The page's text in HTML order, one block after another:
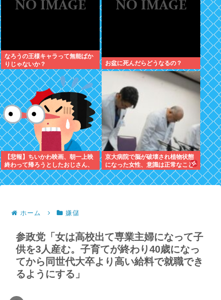
なろうの王様キャラって無能ばか
りじゃないか？
お盆に死んだらどうなるの？
【悲報】ちいかわ映画、朝一上映
終わって帰ろうとしたおじさん、
少女に声をかけられ…
京大病院で脳が破壊され植物状態
になった女性、意識は正常なこと
が確認されおわる
ホーム 嫌儲
参政党「女は高校出て専業主婦になって子
供を3人産む。子育てが終わり40歳になっ
てから同世代大卒より高い給料で就職でき
るようにする」